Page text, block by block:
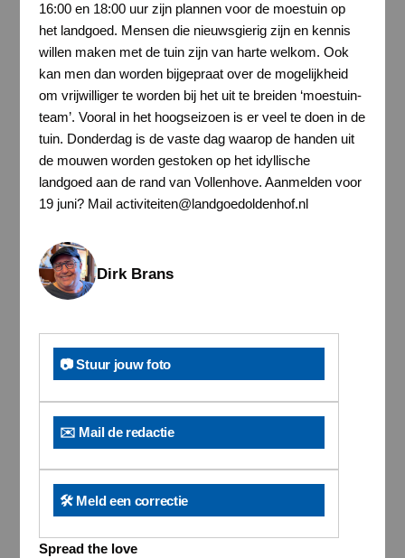
16:00 en 18:00 uur zijn plannen voor de moestuin op
het landgoed. Mensen die nieuwsgierig zijn en kennis
willen maken met de tuin zijn van harte welkom. Ook
kan men dan worden bijgepraat over de mogelijkheid
om vrijwilliger te worden bij het uit te breiden ‘moestuin-
team’. Vooral in het hoogseizoen is er veel te doen in de
tuin. Donderdag is de vaste dag waarop de handen uit
de mouwen worden gestoken op het idyllische
landgoed aan de rand van Vollenhove. Aanmelden voor
19 juni? Mail activiteiten@landgoedoldenhof.nl
Dirk Brans
📷 Stuur jouw foto
✉️ Mail de redactie
🛠️ Meld een correctie
Spread the love